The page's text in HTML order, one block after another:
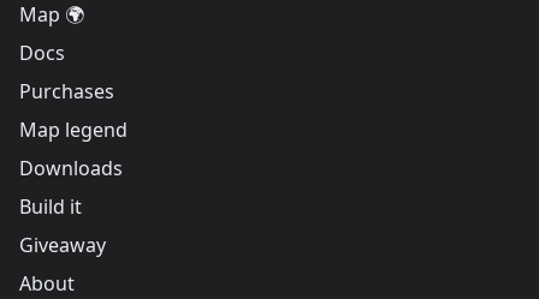
Map 🌍
Docs
Purchases
Map legend
Downloads
Build it
Giveaway
About